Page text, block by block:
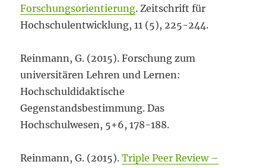
Forschungsorientierung. Zeitschrift für
Hochschulentwicklung, 11 (5), 225-244.
Reinmann, G. (2015). Forschung zum
universitären Lehren und Lernen:
Hochschuldidaktische
Gegenstandsbestimmung. Das
Hochschulwesen, 5+6, 178-188.
Reinmann, G. (2015).Triple Peer Review –